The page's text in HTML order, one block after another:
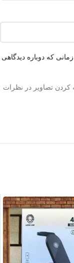
که دوباره دیدگاهی
کردن تصاویر در نظرات